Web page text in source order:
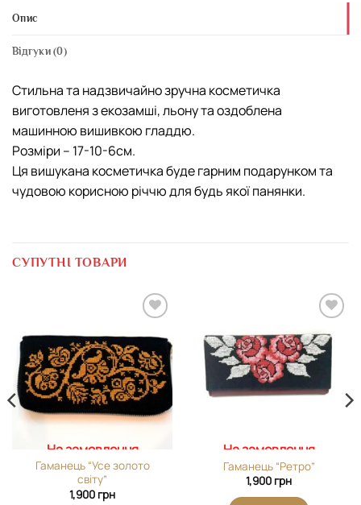
Опис
Відгуки (0)
Стильна та надзвичайно зручна косметичка
виготовленя з екозамші, льону та оздоблена
машинною вишивкою гладдю.
Розміри – 17-10-6см.
Ця вишукана косметичка буде гарним подарунком та
чудовою корисною річчю для будь якої панянки.
СУПУТНІ ТОВАРИ
виріб у
вибране
На замовлення
Гаманець “Усе золото
світу”
1,900 грн
виріб у
вибране
На замовлення
Гаманець “Ретро”
1,900 грн